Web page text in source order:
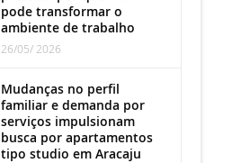
pode transformar o
ambiente de trabalho
26/05/ 2026
Mudanças no perfil
familiar e demanda por
serviços impulsionam
busca por apartamentos
tipo studio em Aracaju